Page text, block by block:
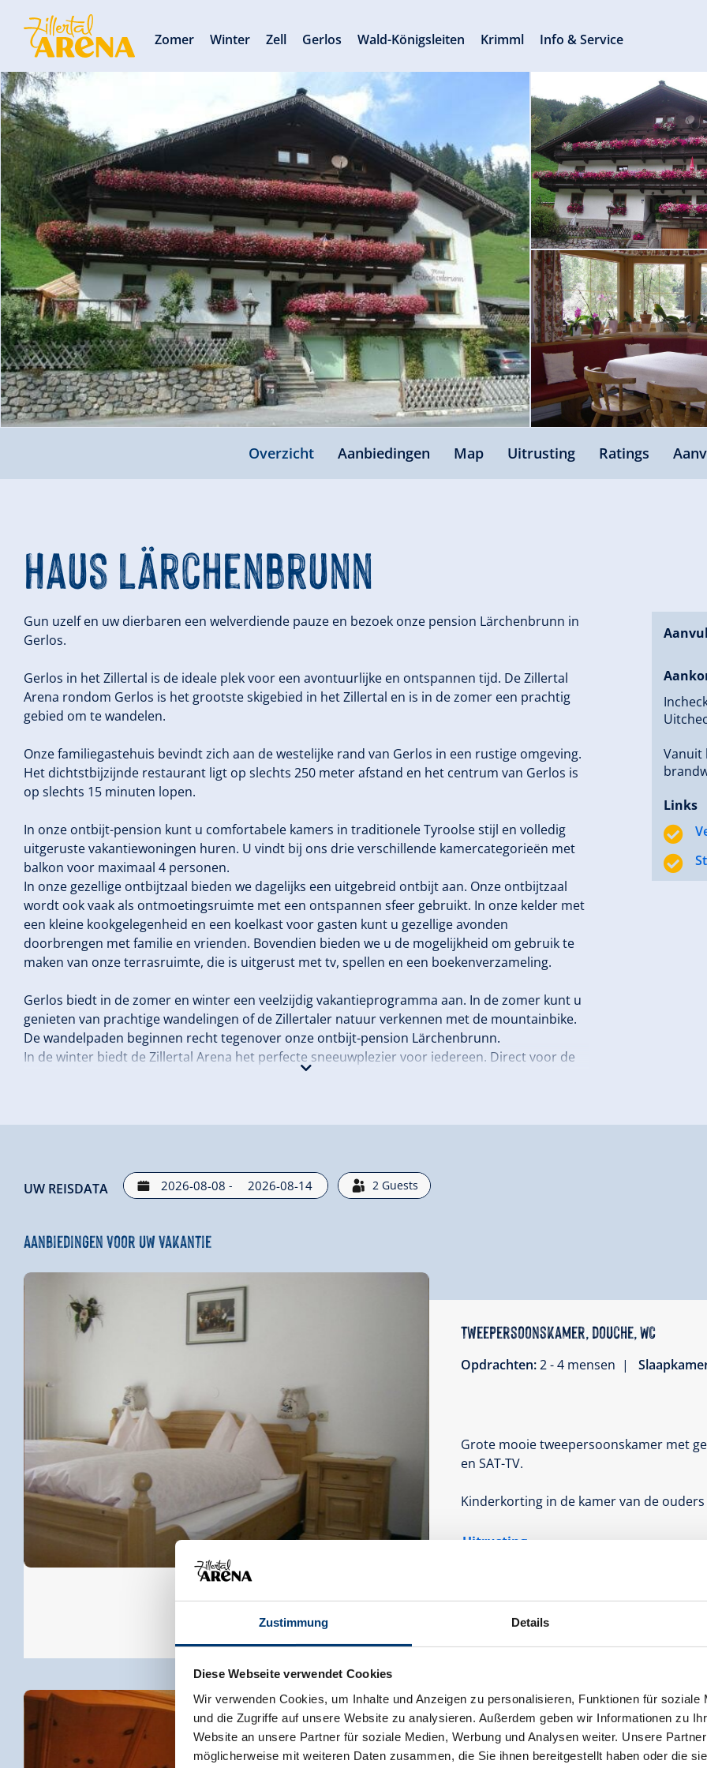
Zustimmung Details
Diese Webseite verwendet Cookies
Wir verwenden Cookies, um Inhalte und Anzeigen zu personalisieren, Funktionen für soziale
und die Zugriffe auf unsere Website zu analysieren. Außerdem geben wir Informationen zu
Website an unsere Partner für soziale Medien, Werbung und Analysen weiter. Unsere
möglicherweise mit weiteren Daten zusammen, die Sie ihnen bereitgestellt haben oder die
Overzicht Aanbiedingen Map Uitrusting Ratings
Haus Lärchenbrunn
Gun uzelf en uw dierbaren een welverdiende pauze en bezoek onze pension Lärchenbrunn in
Gerlos.
Gerlos in het Zillertal is de ideale plek voor een avontuurlijke en ontspannen tijd. De Zillertal
Arena rondom Gerlos is het grootste skigebied in het Zillertal en is in de zomer een prachtig
gebied om te wandelen.
Onze familiegastehuis bevindt zich aan de westelijke rand van Gerlos in een rustige omgeving.
Het dichtstbijzijnde restaurant ligt op slechts 250 meter afstand en het centrum van Gerlos is
op slechts 15 minuten lopen.
In onze ontbijt-pension kunt u comfortabele kamers in traditionele Tyroolse stijl en volledig
uitgeruste vakantiewoningen huren. U vindt bij ons drie verschillende kamercategorieën met
balkon voor maximaal 4 personen.
In onze gezellige ontbijtzaal bieden we dagelijks een uitgebreid ontbijt aan. Onze ontbijtzaal
wordt ook vaak als ontmoetingsruimte met een ontspannen sfeer gebruikt. In onze kelder met
een kleine kookgelegenheid en een koelkast voor gasten kunt u gezellige avonden
doorbrengen met familie en vrienden. Bovendien bieden we u de mogelijkheid om gebruik te
maken van onze terrasruimte, die is uitgerust met tv, spellen en een boekenverzameling.
Gerlos biedt in de zomer en winter een veelzijdig vakantieprogramma aan. In de zomer kunt u
genieten van prachtige wandelingen of de Zillertaler natuur verkennen met de mountainbike.
De wandelpaden beginnen recht tegenover onze ontbijt-pension Lärchenbrunn.
In de winter biedt de Zillertal Arena het perfecte sneeuwplezier voor iedereen. Direct voor de
deur stopt de gratis skibus. In 5 minuten bereikt u gemakkelijk het sneeuwparadijs van het
Wij informeren u graag over de actuele aanbiedingen in de Zillertal Arena.
Vanuit
Links
UW REISDATA - 2 Guests
Aanbiedingen voor uw vakantie
Tweepersoonskamer, douche, WC
Opdrachten:2 - 4 mensen |
Grote mooie tweepersoonskamer met
en SAT-TV.
Kinderkorting in de kamer van de
Uitrusting
Tweepersoonskamer, douche, WC
Zomer Winter Zell Gerlos Wald-Königsleiten Krimml Info & Service